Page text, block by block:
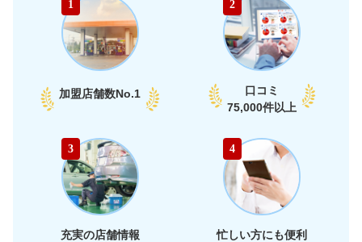
石川県 店舗を探す
福井県 店舗を探す
74,840円 店舗を探す
静岡県 店舗を探す
岐阜県 店舗を探す
1
加盟店舗数No.1
2
口コミ
75,000件以上
3
充実の店舗情報
4
忙しい方にも便利